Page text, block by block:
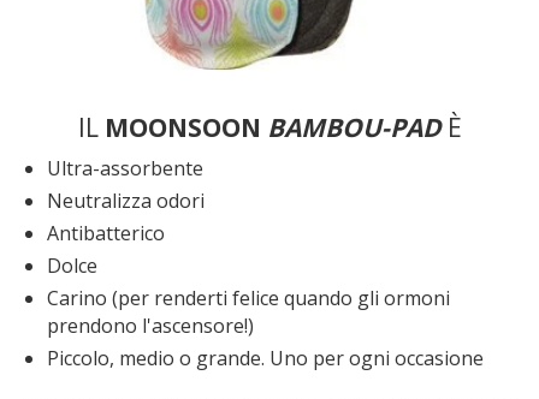
IL MOONSOON BAMBOU-PADÈ
Ultra-assorbente
Neutralizza odori
Antibatterico
Dolce
Carino (per renderti felice quando gli ormoni
prendono l'ascensore!)
Piccolo, medio o grande. Uno per ogni occasione